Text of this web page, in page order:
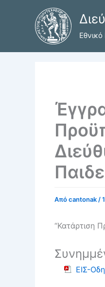
περιεχόμενο
Απόcantonak /
“Κατάρτιση
ΕΙΣ-